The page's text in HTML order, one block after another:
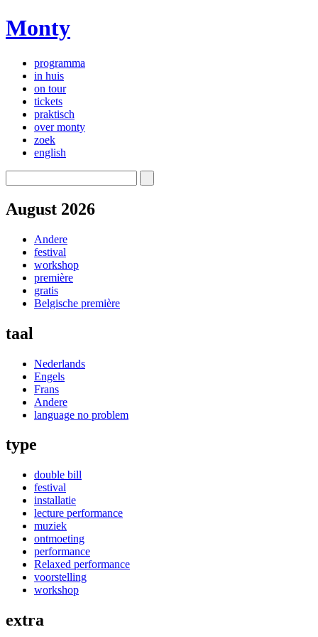
Monty
programma
in huis
on tour
tickets
praktisch
over monty
zoek
english
August 2026
Andere
festival
workshop
première
gratis
Belgische première
taal
Nederlands
Engels
Frans
Andere
language no problem
type
double bill
festival
installatie
lecture performance
muziek
ontmoeting
performance
Relaxed performance
voorstelling
workshop
extra